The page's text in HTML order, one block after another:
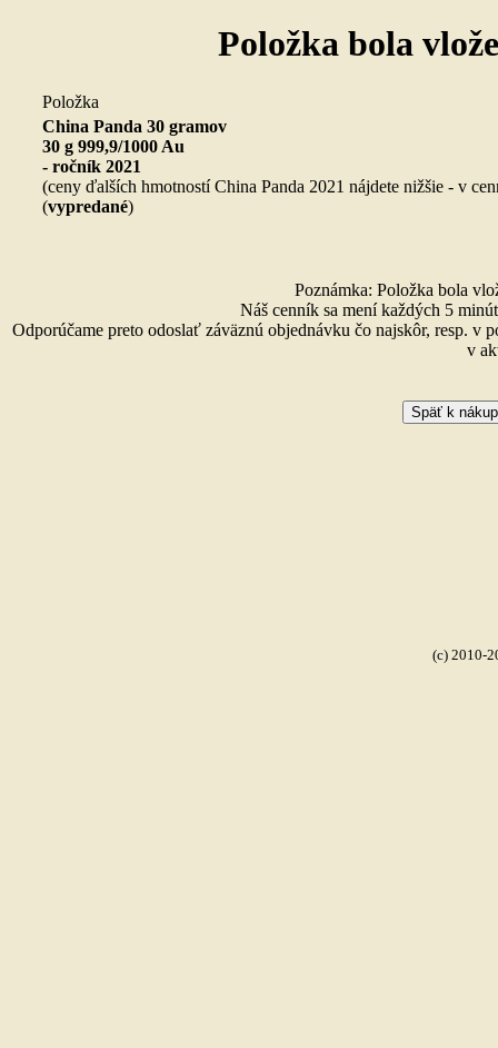
Položka bola
Položka
China Panda 30 gramov
30 g 999,9/1000 Au
- ročník 2021
(ceny ďalších hmotností China Panda 2021 nájdete nižšie - v
(vypredané)
Poznámka: Položka bola
Náš cenník sa mení každých 5
Odporúčame preto odoslať záväznú objednávku čo najskôr, resp. v
v
(c) 2010-